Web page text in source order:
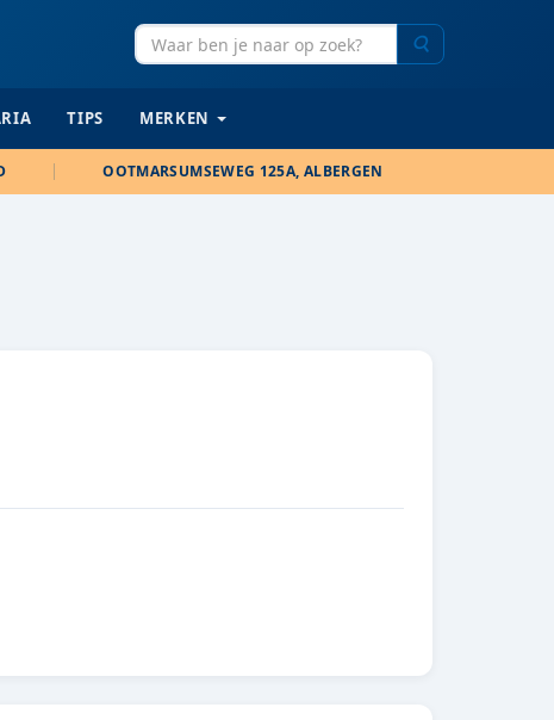
TIPS MERKEN
OOTMARSUMSEWEG 125A, ALBERGEN